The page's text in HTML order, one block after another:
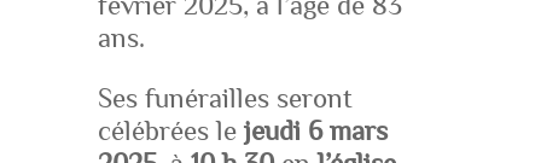
ans.
Ses funérailles seront
célébrées lejeudi 6 mars